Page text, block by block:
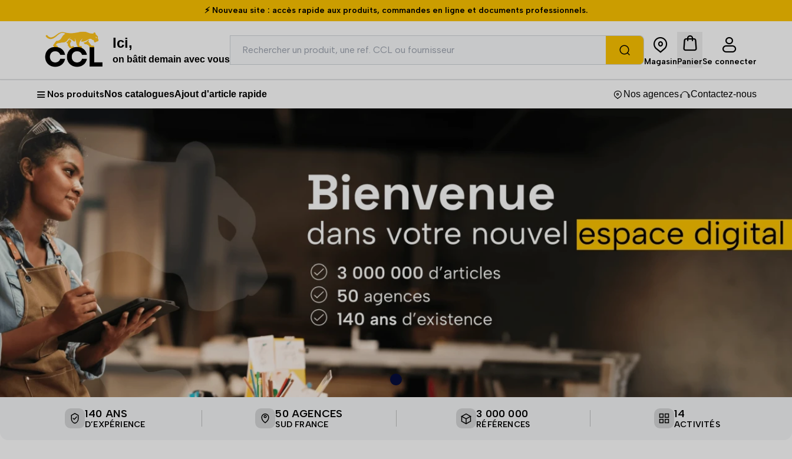
⚡ Nouveau site : accès rapide aux produits, commandes en ligne et documents professionnels.
Ici,
on bâtit demain avec vous
MagasinPanierSe connecter
Nos produits Nos cataloguesAjout d'article rapide Nos agences Contactez-nous
140 ANS
D’EXPÉRIENCE
50 AGENCES
SUD FRANCE
3 000 000
RÉFÉRENCES
14
ACTIVITÉS